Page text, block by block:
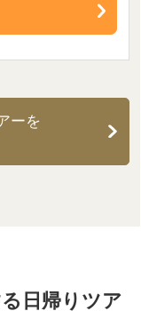
ーを
日帰りツア